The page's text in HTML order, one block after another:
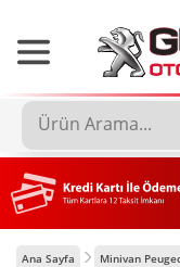
Ana Sayfa Minivan